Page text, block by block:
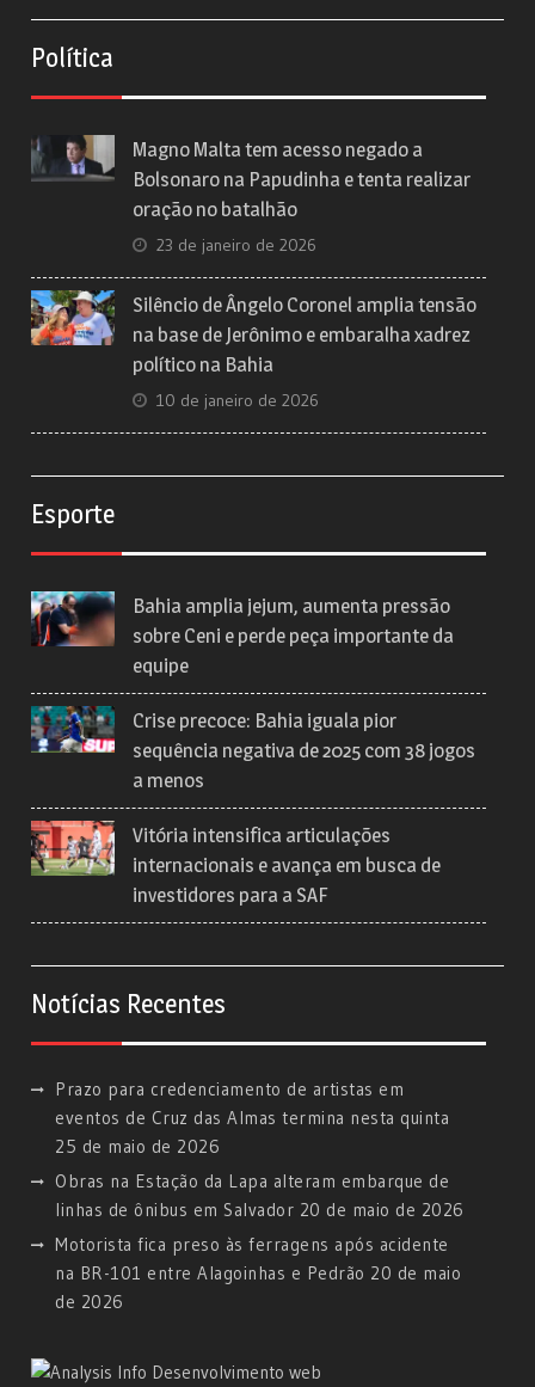
Política
Magno Malta tem acesso negado a
Bolsonaro na Papudinha e tenta realizar
oração no batalhão
23 de janeiro de 2026
Silêncio de Ângelo Coronel amplia tensão
na base de Jerônimo e embaralha xadrez
político na Bahia
10 de janeiro de 2026
Esporte
Bahia amplia jejum, aumenta pressão
sobre Ceni e perde peça importante da
equipe
Crise precoce: Bahia iguala pior
sequência negativa de 2025 com 38 jogos
a menos
Vitória intensifica articulações
internacionais e avança em busca de
investidores para a SAF
Notícias Recentes
Prazo para credenciamento de artistas em
eventos de Cruz das Almas termina nesta quinta
25 de maio de 2026
Obras na Estação da Lapa alteram embarque de
linhas de ônibus em Salvador 20 de maio de 2026
Motorista fica preso às ferragens após acidente
na BR-101 entre Alagoinhas e Pedrão 20 de maio
de 2026